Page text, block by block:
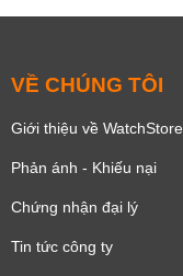
VỀ CHÚNG TÔI
Giới thiệu về WatchStore
Phản ánh - Khiếu nại
Chứng nhận đại lý
Tin tức công ty